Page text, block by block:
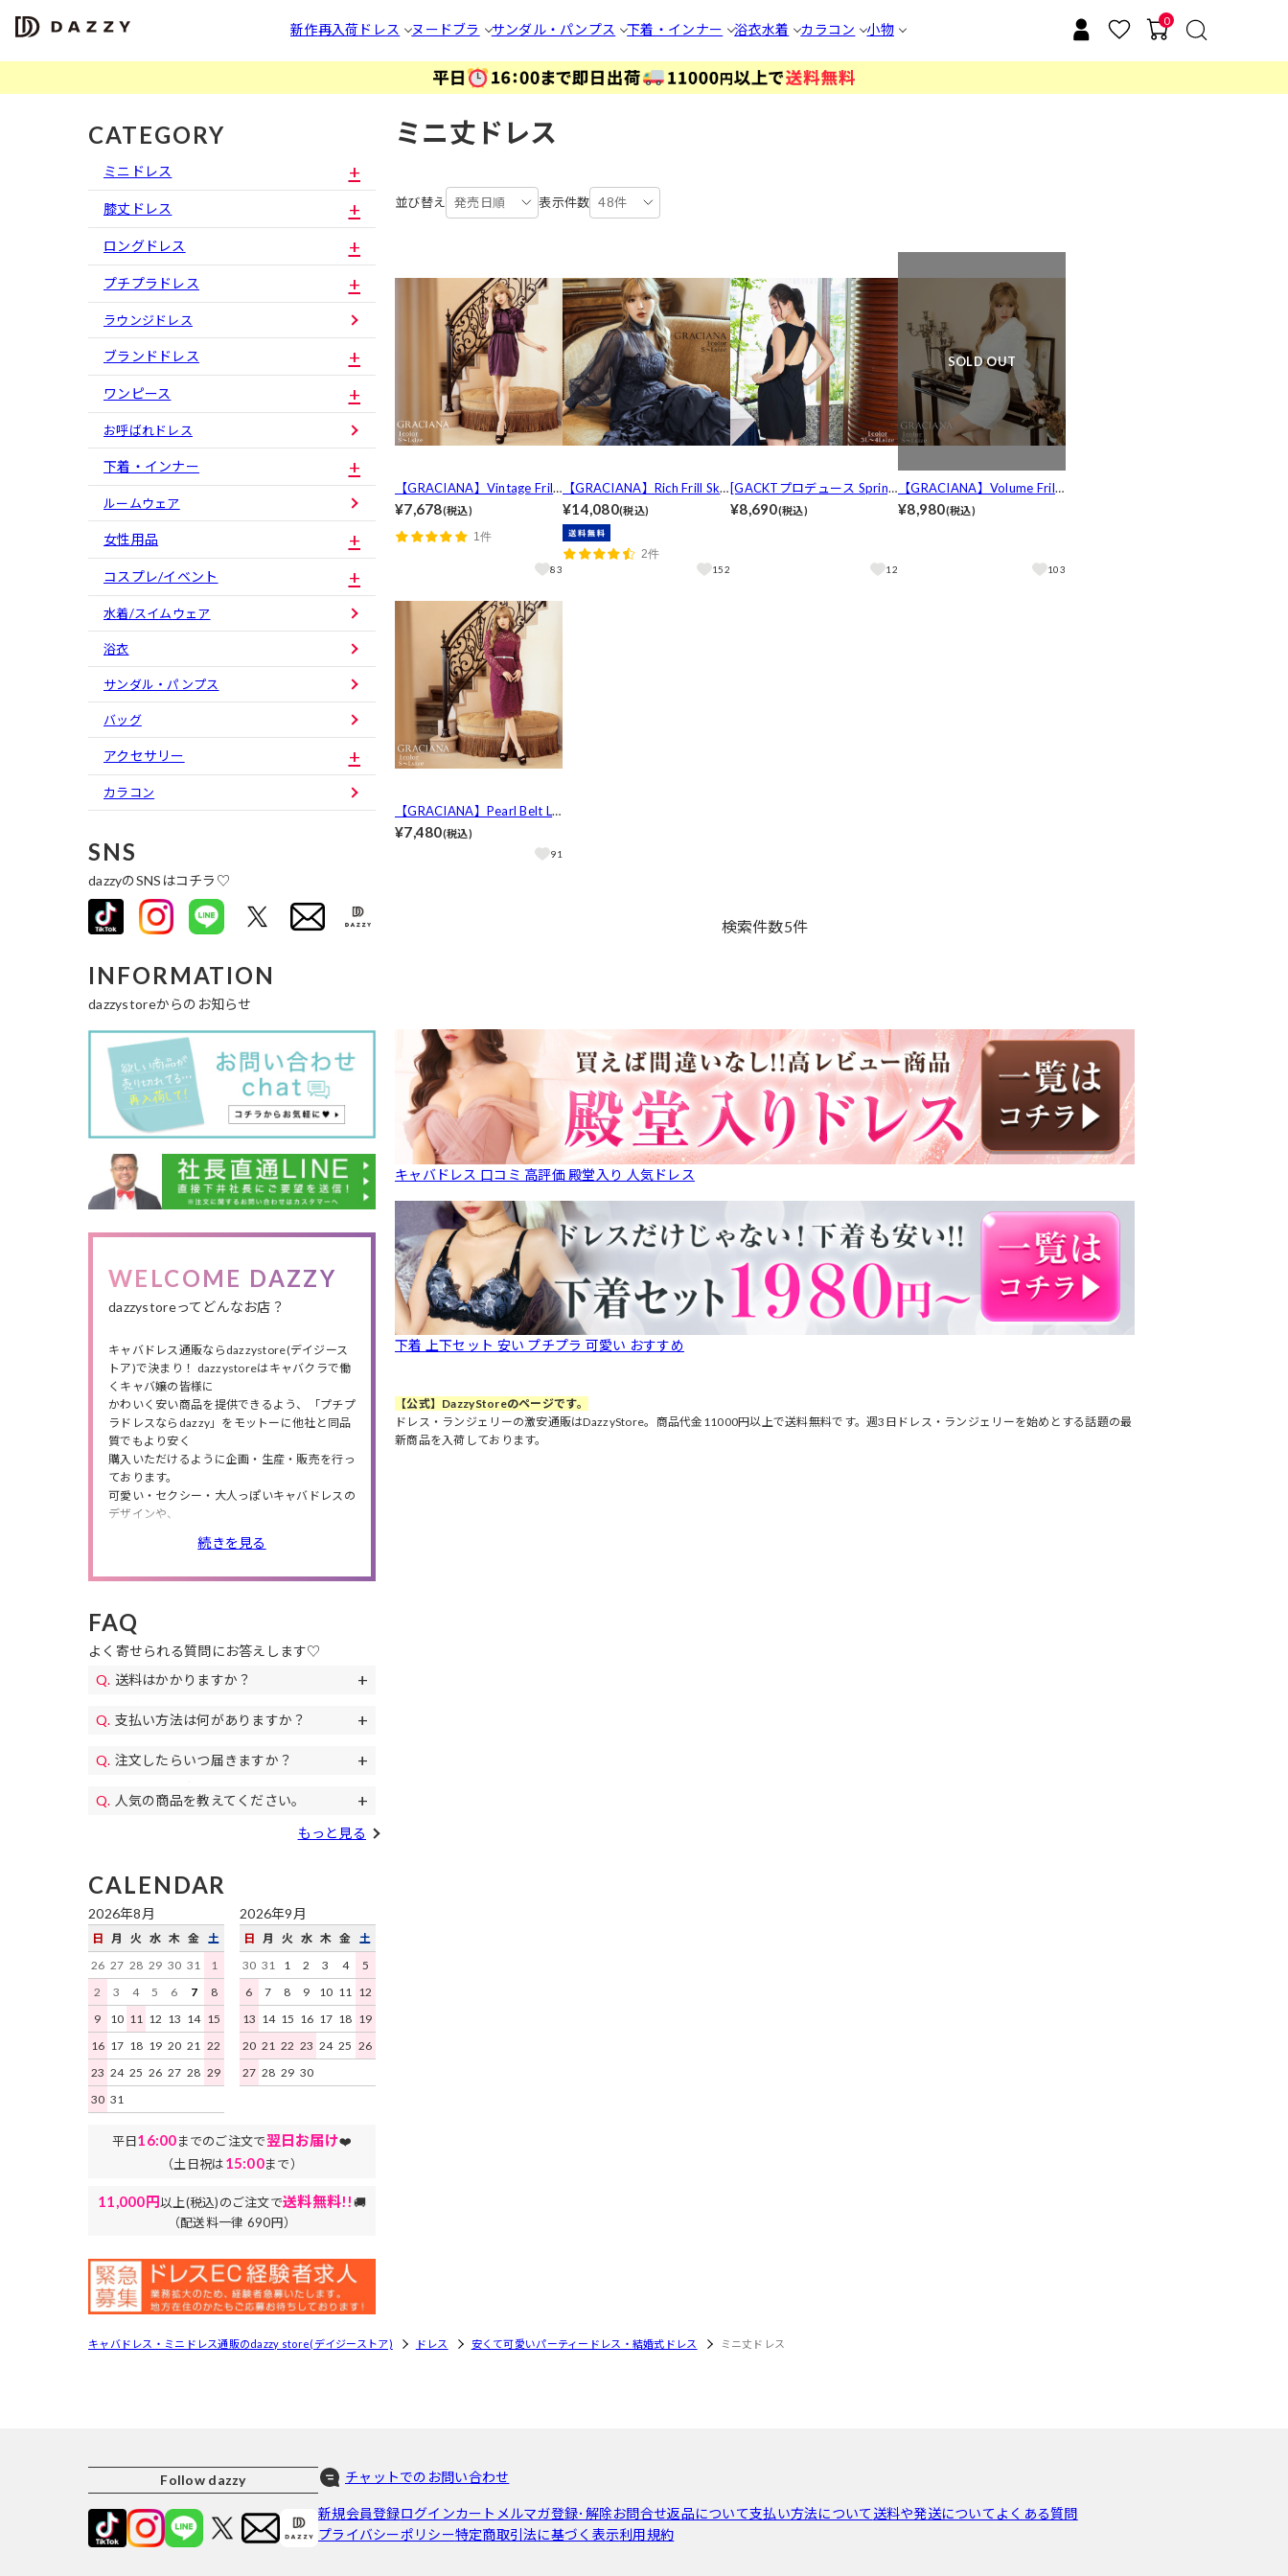
新作再入荷 ドレス ヌードブラ サンダル・パンプス 下着・インナー 浴衣水着 カラコン 小物
0
CATEGORY
ミニドレス
膝丈ドレス
ロングドレス
プチプラドレス
ラウンジドレス
ブランドドレス
ワンピース
お呼ばれドレス
下着・インナー
ルームウェア
女性用品
コスプレ/イベント
水着/スイムウェア
浴衣
サンダル・パンプス
バッグ
アクセサリー
カラコン
SNS
dazzyのSNSはコチラ♡
INFORMATION
dazzystoreからのお知らせ
WELCOME DAZZY
dazzystoreってどんなお店？
キャバドレス通販ならdazzystore(デイジース
トア)で決まり！ dazzystoreはキャバクラで働
くキャバ嬢の皆様に
かわいく安い商品を提供できるよう、「プチプ
ラドレスならdazzy」をモットーに他社と同品
質でもより安く
購入いただけるように企画・生産・販売を行っ
ております。
可愛い・セクシー・大人っぽいキャバドレスの
デザインや、
私服や同伴で使えるワンピースも多数取り扱っ
シチュエーションやニーズによってドレスが選
べます。
お得なクーポンも配布!下着やアクセサリー、
土日祝日も午後遅くまで当日発送しており
すぐにお届けします。
続きを見る
FAQ
よく寄せられる質問にお答えします♡
送料はかかりますか？
11,000円(税込)以上のご注文で送料無料
になります。毎月イベントで送料無料の
日もあります。
支払い方法は何がありますか？
ャリア決済、RPay(楽天Pay)、NP後払
い、Paidyがご利用いただけます。
注文したらいつ届きますか？
祝日は15時までのご注文を原則として当
日発送いたします。地域ごとにお届け迄
い。
人気の商品を教えてください。
デイジーストアで人気の商品はこちらの
もっと見る
CALENDAR
2026年8月
日 月 火 水 木 金
土
26 27 28 29 30 31
1
2
3 4 5 6 7
8
9
10 11 12 13 14 15
16 17 18 19 20 21
22
23 24 25 26 27 28 29
30 31
2026年9月
日 月 火 水 木 金
土
30 31 1 2 3 4
5
6
7 8 9 10 11
12
13 14 15 16 17 18 19
20 21 22 23 24 25 26
27 28 29 30
平日16:00までのご注文で翌日お届け❤️
（土日祝は15:00まで）
11,000円以上(税込)のご注文で送料無料!!🚚
（配送料一律 690円）
ミニ丈ドレス
並び替え 発売日順 表示件数 48件
【GRACIANA】Vintage Frill
Velvet Onepiece
¥7,678(税込)
1件
83
【GRACIANA】Rich Frill Skir
t One Shoulder Onepiece
¥14,080(税込)
2件
152
[GACKTプロデュース Spring
Flower]リボン付バックカッ
¥8,690(税込)
12
SOLD OUT
【GRACIANA】Volume Frill
Sleeve Mini Onepiece
¥8,980(税込)
103
【GRACIANA】Pearl Belt La
cy Midi Onepiece
¥7,480(税込)
91
検索件数5件
キャバドレス 口コミ 高評価 殿堂入り 人気ドレス
下着 上下セット 安い プチプラ 可愛い おすすめ
【公式】DazzyStoreのページです。
ドレス・ランジェリーの激安通販はDazzyStore。商品代金11000円以上で送料無料です。週3日ドレス・ランジェリーを始めとする話題の最
新商品を入荷しております。
キャバドレス・ミニドレス通販のdazzy store(デイジーストア) ドレス 安くて可愛いパーティードレス・結婚式ドレス ミニ丈ドレス
Follow dazzy チャットでのお問い合わせ
新規会員登録ログインカート メルマガ登録･解除お問合せ返品について支払い方法について 送料や発送について よくある質問
プライバシーポリシー特定商取引法に基づく表示利用規約